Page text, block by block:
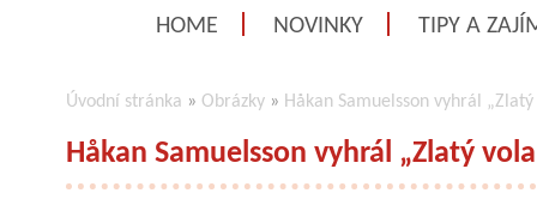
HOME NOVINKY TIPY A
Úvodní stránka » Obrázky » Håkan Samuelsson vyhrál
Håkan Samuelsson vyhrál „Zlatý